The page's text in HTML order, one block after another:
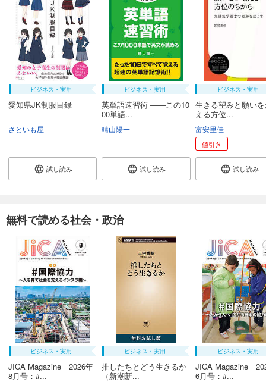
ビジネス・実用
愛知県JK制服目録
さといも屋
試し読み
ビジネス・実用
英単語速習術 ――この10
00単語...
晴山陽一
試し読み
ビジネス・実用
生きる望みと願い
える方位...
富安里佳
値引き
試し読み
無料で読める社会・政治
ビジネス・実用
JICA Magazine 2026年
8月号：#...
ビジネス・実用
推したちとどう生きるか
（新潮新...
ビジネス・実用
JICA Magazine
6月号：#...